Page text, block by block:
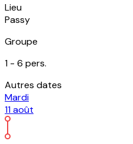
Lieu
Passy
Groupe
1 - 6 pers.
Autres dates
Mardi
11août